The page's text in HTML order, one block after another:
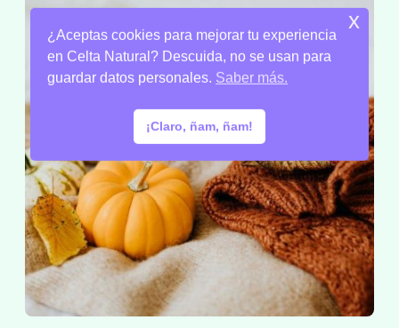
¿Aceptas cookies para mejorar tu experiencia
en Celta Natural? Descuida, no se usan para
guardar datos personales. Saber más.
¡Claro, ñam, ñam!
x